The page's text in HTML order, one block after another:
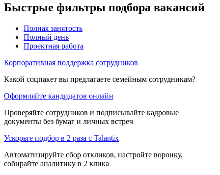
Быстрые фильтры подбора вакансий
Полная занятость
Полный день
Проектная работа
Корпоративная поддержка сотрудников
Какой соцпакет вы предлагаете семейным сотрудникам?
Оформляйте кандидатов онлайн
Проверяйте сотрудников и подписывайте кадровые
документы без бумаг и личных встреч
Ускорьте подбор в 2 раза с Talantix
Автоматизируйте сбор откликов, настройте воронку,
собирайте аналитику в 2 клика